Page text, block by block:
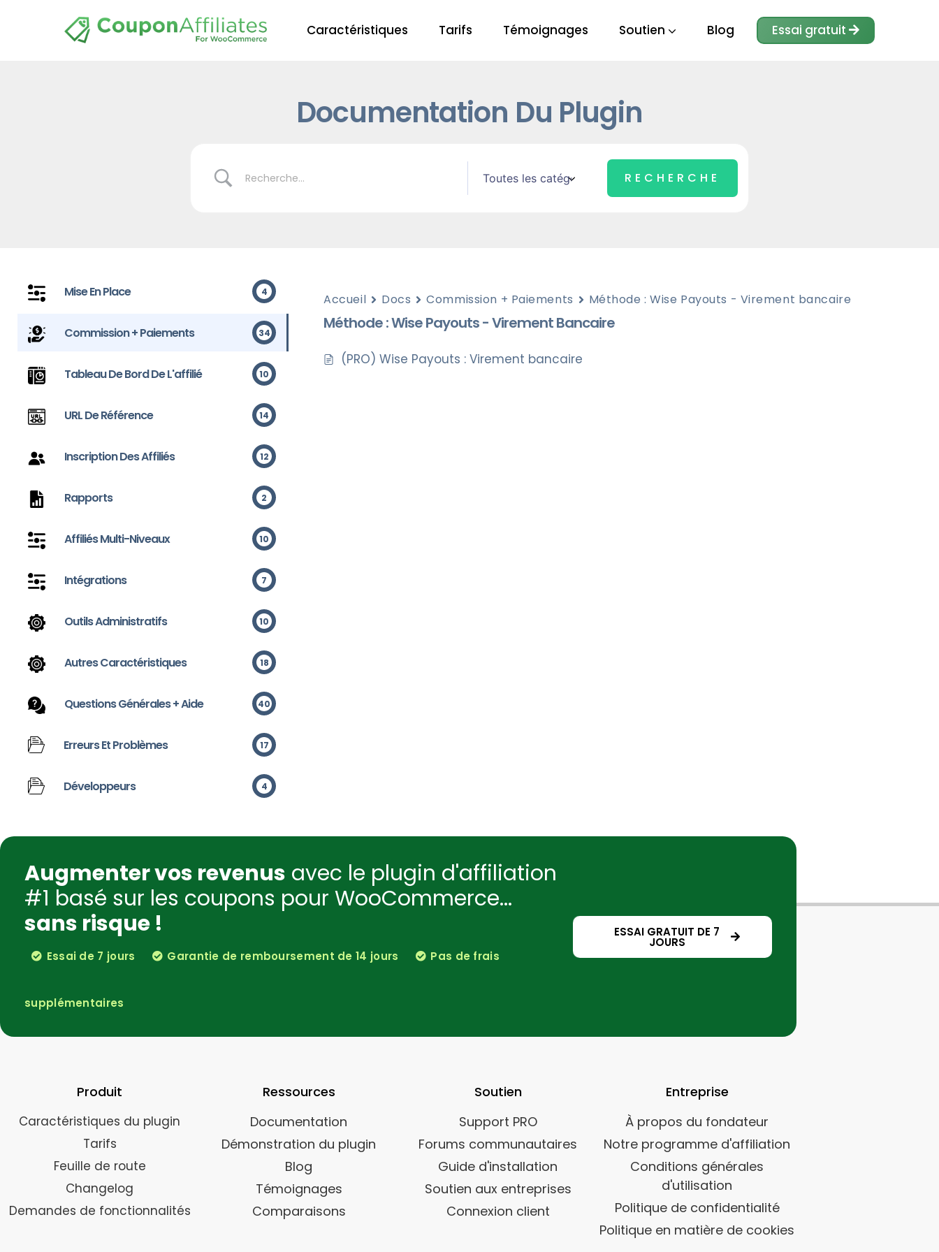
Caractéristiques Tarifs Témoignages Soutien Blog Essai gratuit
Documentation Du Plugin
Mise En Place 4
Commission + Paiements 34
Tableau De Bord De L'affilié 10
URL De Référence 14
Inscription Des Affiliés 12
Rapports 2
Affiliés Multi-Niveaux 10
Intégrations 7
Outils Administratifs 10
Autres Caractéristiques 18
Questions Générales + Aide 40
Erreurs Et Problèmes 17
Développeurs 4
Accueil Docs Commission + Paiements Méthode : Wise Payouts - Virement bancaire
Méthode : Wise Payouts - Virement Bancaire
(PRO) Wise Payouts : Virement bancaire
Augmenter vos revenus avec le plugin d'affiliation
#1 basé sur les coupons pour WooCommerce...
sans risque !
Essai de 7 jours Garantie de remboursement de 14 jours Pas de frais
supplémentaires
ESSAI GRATUIT DE 7
JOURS
Produit
Caractéristiques du plugin
Tarifs
Feuille de route
Changelog
Demandes de fonctionnalités
Ressources
Documentation
Démonstration du plugin
Blog
Témoignages
Comparaisons
Soutien
Support PRO
Forums communautaires
Guide d'installation
Soutien aux entreprises
Connexion client
Entreprise
À propos du fondateur
Notre programme d'affiliation
Conditions générales
d'utilisation
Politique de confidentialité
Politique en matière de cookies